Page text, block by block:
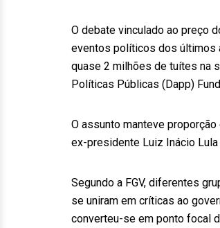
O debate vinculado ao preço
eventos políticos dos últimos
quase 2 milhões de tuítes na
Políticas Públicas (Dapp)
O assunto manteve
ex-presidente Luiz Inácio
Segundo a FGV, diferentes
se uniram em críticas ao
converteu-se em ponto focal